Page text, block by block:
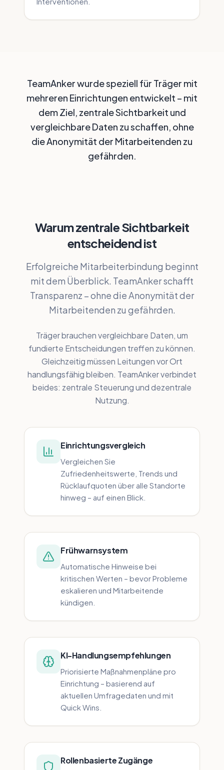
TeamAnker wurde speziell für Träger mit
mehreren Einrichtungen entwickelt – mit
dem Ziel, zentrale Sichtbarkeit und
vergleichbare Daten zu schaffen, ohne
die Anonymität der Mitarbeitenden zu
gefährden.
Warum zentrale Sichtbarkeit
entscheidend ist
Erfolgreiche Mitarbeiterbindung beginnt
mit dem Überblick. TeamAnker schafft
Transparenz – ohne die Anonymität der
Mitarbeitenden zu gefährden.
Träger brauchen vergleichbare Daten, um
fundierte Entscheidungen treffen zu können.
Gleichzeitig müssen Leitungen vor Ort
handlungsfähig bleiben. TeamAnker verbindet
beides: zentrale Steuerung und dezentrale
Nutzung.
Einrichtungsvergleich
Vergleichen Sie
Zufriedenheitswerte, Trends und
Rücklaufquoten über alle Standorte
hinweg – auf einen Blick.
Frühwarnsystem
Automatische Hinweise bei
kritischen Werten – bevor Probleme
eskalieren und Mitarbeitende
kündigen.
KI-Handlungsempfehlungen
Priorisierte Maßnahmenpläne pro
Einrichtung – basierend auf
aktuellen Umfragedaten und mit
Quick Wins.
Rollenbasierte Zugänge